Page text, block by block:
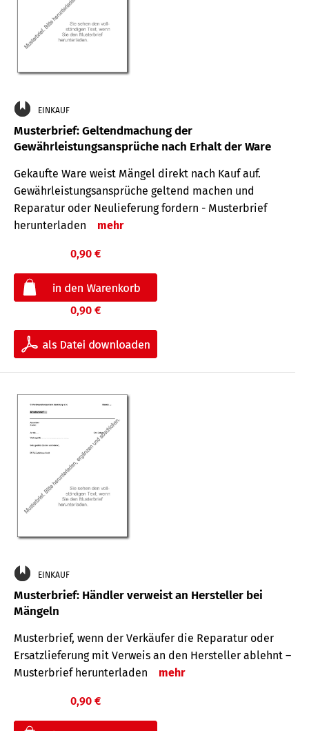
EINKAUF
Musterbrief: Geltendmachung der
Gewährleistungsansprüche nach Erhalt der Ware
Gekaufte Ware weist Mängel direkt nach Kauf auf.
Gewährleistungsansprüche geltend machen und
Reparatur oder Neulieferung fordern - Musterbrief
herunterladen
mehr
0,90 €
0,90 €
EINKAUF
Musterbrief: Händler verweist an Hersteller bei
Mängeln
Musterbrief, wenn der Verkäufer die Reparatur oder
Ersatzlieferung mit Verweis an den Hersteller ablehnt –
Musterbrief herunterladen
mehr
0,90 €